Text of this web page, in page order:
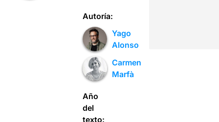
Autoría:
Yago
Alonso
Carmen
Marfà
Año
del
texto: